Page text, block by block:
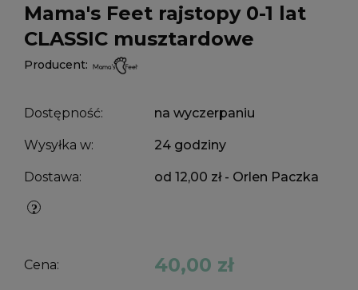
Mama's Feet rajstopy 0-1 lat
CLASSIC musztardowe
Producent:
Dostępność: na wyczerpaniu
Wysyłka w: 24 godziny
Dostawa: od 12,00 zł - Orlen Paczka
Cena: 40,00 zł